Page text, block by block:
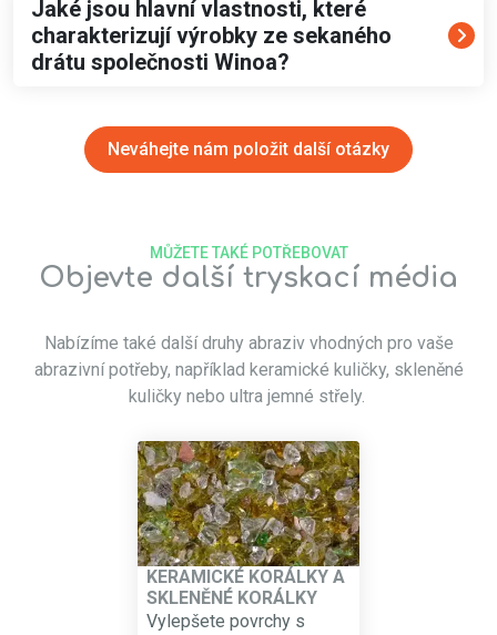
Jaké jsou hlavní vlastnosti, které
charakterizují výrobky ze sekaného
drátu společnosti Winoa?
Neváhejte nám položit další otázky
Objevte další tryskací média
MŮŽETE TAKÉ POTŘEBOVAT
Nabízíme také další druhy abraziv vhodných pro vaše
abrazivní potřeby, například keramické kuličky, skleněné
kuličky nebo ultra jemné střely.
KERAMICKÉ KORÁLKY A
SKLENĚNÉ KORÁLKY
Vylepšete povrchy s